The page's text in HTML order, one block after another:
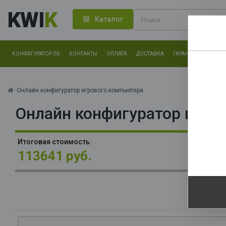
KWIK Каталог
КОНФИГУРАТОР ПК КОНТАКТЫ ОПЛАТА ДОСТАВКА ГАРАНТИЯ
Онлайн конфигуратор игрового компьютера
Онлайн конфигуратор
Итоговая стоимость:
113641 руб.